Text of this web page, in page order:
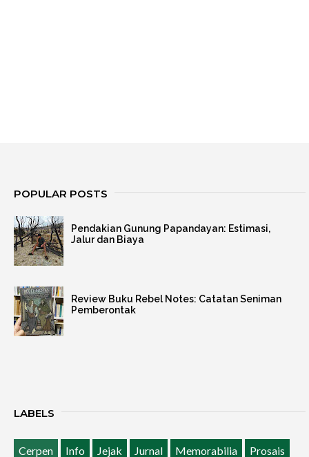
POPULAR POSTS
Pendakian Gunung Papandayan: Estimasi,
Jalur dan Biaya
Review Buku Rebel Notes: Catatan Seniman
Pemberontak
LABELS
Cerpen Info Jejak Jurnal Memorabilia Prosais